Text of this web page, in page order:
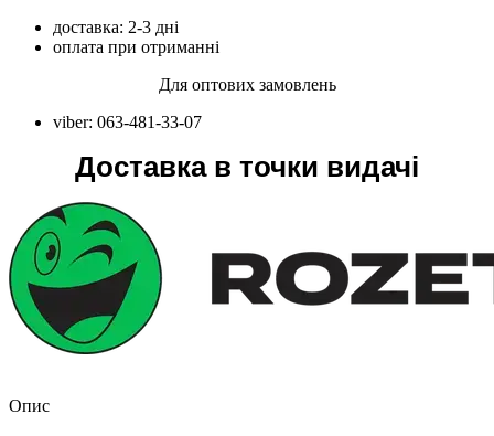
доставка: 2-3 дні
оплата при отриманні
Для оптових замовлень
viber: 063-481-33-07
Доставка в точки видачі
Опис